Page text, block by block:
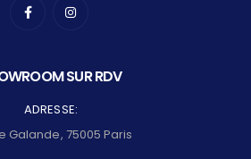
SUR RDV
ADRESSE:
Galande, 75005 Paris